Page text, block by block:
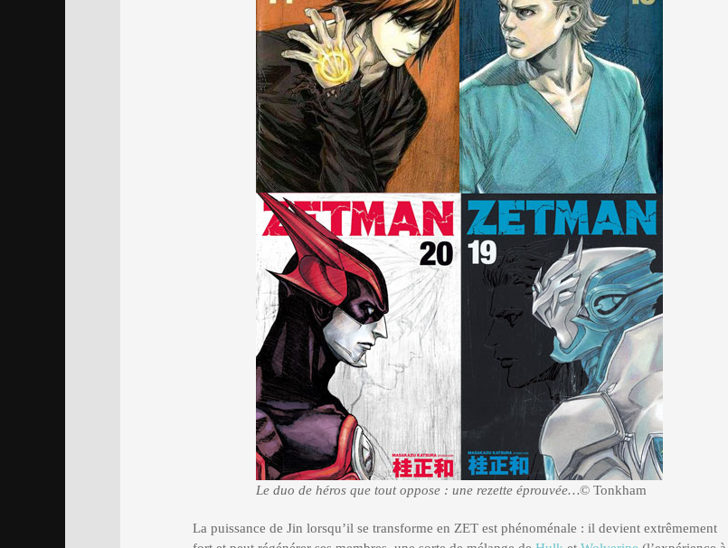
Le duo de héros que tout oppose : une rezette éprouvée…© Tonkham
La puissance de Jin lorsqu’il se transforme en ZET est phénoménale : il devient extrêmement